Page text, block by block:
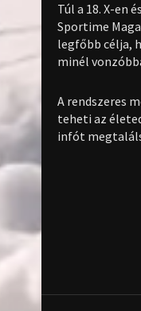
Túl a 18. X-en
Sportime
legfőbb célja,
minél
A rendszeres
teheti az
infót